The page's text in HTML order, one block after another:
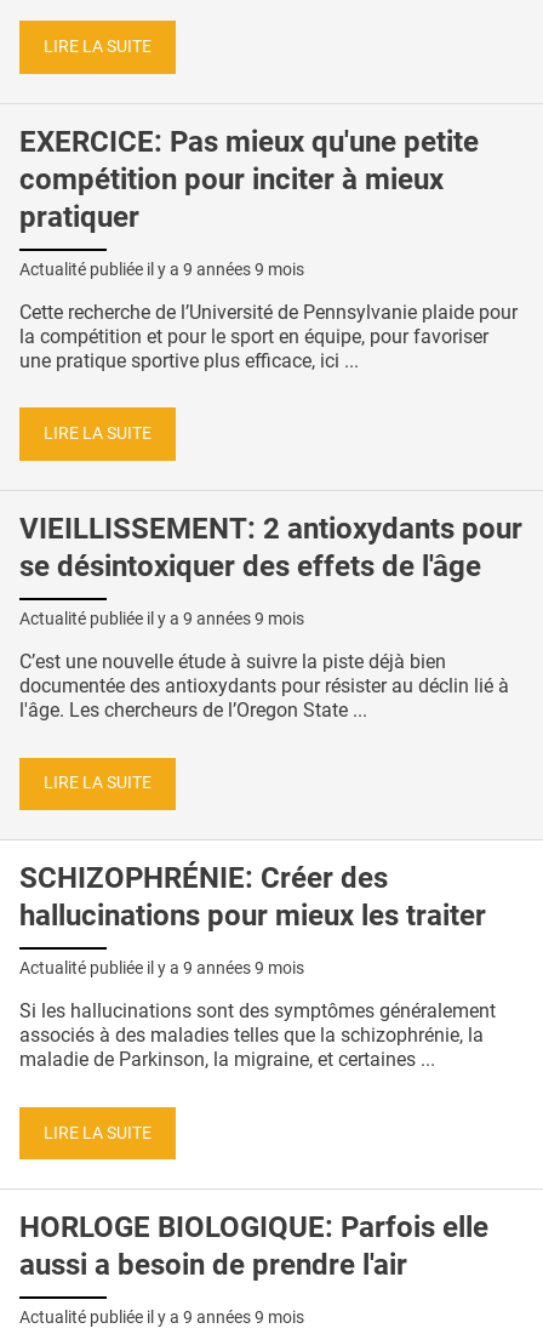
LIRE LA SUITE
EXERCICE: Pas mieux qu'une petite
compétition pour inciter à mieux
pratiquer
Actualité publiée il y a 9 années 9 mois
Cette recherche de l’Université de Pennsylvanie plaide pour
la compétition et pour le sport en équipe, pour favoriser
une pratique sportive plus efficace, ici ...
LIRE LA SUITE
VIEILLISSEMENT: 2 antioxydants pour
se désintoxiquer des effets de l'âge
Actualité publiée il y a 9 années 9 mois
C’est une nouvelle étude à suivre la piste déjà bien
documentée des antioxydants pour résister au déclin lié à
l'âge. Les chercheurs de l’Oregon State ...
LIRE LA SUITE
SCHIZOPHRÉNIE: Créer des
hallucinations pour mieux les traiter
Actualité publiée il y a 9 années 9 mois
Si les hallucinations sont des symptômes généralement
associés à des maladies telles que la schizophrénie, la
maladie de Parkinson, la migraine, et certaines ...
LIRE LA SUITE
HORLOGE BIOLOGIQUE: Parfois elle
aussi a besoin de prendre l'air
Actualité publiée il y a 9 années 9 mois